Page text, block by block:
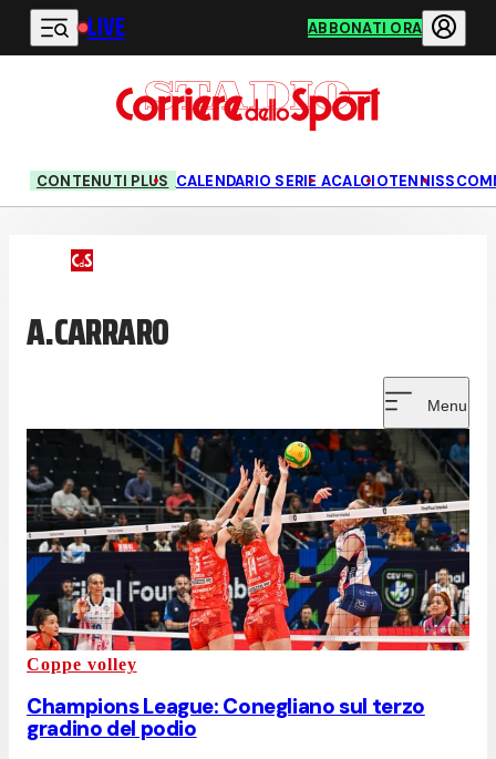
Vai al contenuto principale
LIVE ABBONATI ORA
CONTENUTI PLUS CALENDARIO SERIE ACALCIOTENNIS
A.CARRARO
Menu
Coppe volley
Champions League: Conegliano sul terzo
gradino del podio